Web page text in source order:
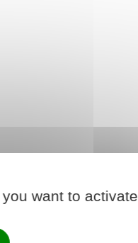
want to activate